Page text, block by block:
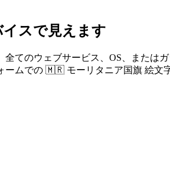
スで見えます
てのウェブサービス、OS、または
ムでの 🇲🇷 モーリタニア国旗 絵文